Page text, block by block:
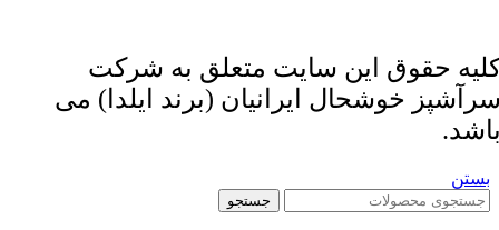
حقوق این سایت متعلق به شرکت
خوشحال ایرانیان (برند ایلدا) می
بستن
جستجو